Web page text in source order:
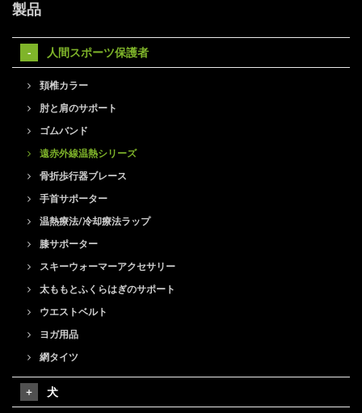
製品
人間スポーツ保護者
頚椎カラー
肘と肩のサポート
ゴムバンド
遠赤外線温熱シリーズ
骨折歩行器ブレース
手首サポーター
温熱療法/冷却療法ラップ
膝サポーター
スキーウォーマーアクセサリー
太ももとふくらはぎのサポート
ウエストベルト
ヨガ用品
網タイツ
犬